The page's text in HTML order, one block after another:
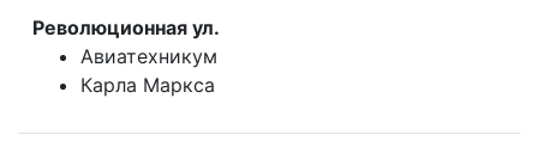
Революционная ул.
Авиатехникум
Карла Маркса